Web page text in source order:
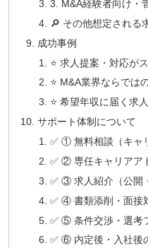
3. M&A経験者向け・
🔎 その他想定される
成功事例
⭐ 求人提案・対応が
⭐ M&A業界ならでは
⭐ 希望年収に届く求
サポート体制について
✅ ① 無料相談（キャ
✅ ② 専任キャリアア
✅ ③ 求人紹介（公開
✅ ④ 書類添削・面接
✅ ⑤ 条件交渉・選考
✅ ⑥ 内定後・入社後